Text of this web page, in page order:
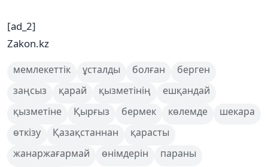
[ad_2]
Zakon.kz
мемлекеттік ұсталды болған
берген
заңсыз
қарай қызметінің
ешқандай
қызметіне
Қырғыз бермек көлемде
шекара
өткізу
Қазақстаннан
қарасты
жанаржағармай
өнімдерін
параны